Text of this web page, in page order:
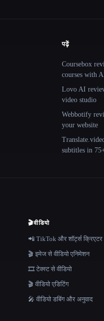
पढ़ें
Coursebox
courses with
Lovo AI
video studio
Webbotify
your website
subtitles in
🎬वीडियो
📲 TikTok और शॉर्ट्स क्रिएटर
🎬 इमेज से वीडियो एनिमेशन
🎞️ टेक्स्ट से वीडियो
🎬 वीडियो एडिटिंग
🎤 वीडियो डबिंग और अनुवाद